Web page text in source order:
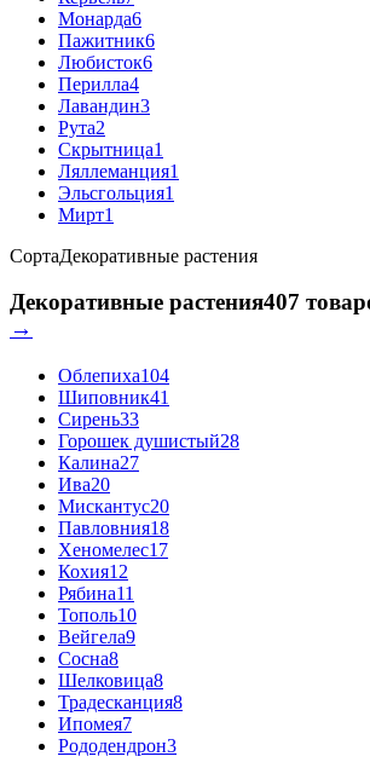
Монарда6
Пажитник6
Любисток6
Перилла4
Лавандин3
Рута2
Скрытница1
Ляллеманция1
Эльсгольция1
Мирт1
СортаДекоративные растения
Декоративные растения407
→
Облепиха104
Шиповник41
Сирень33
Горошек душистый28
Калина27
Ива20
Мискантус20
Павловния18
Хеномелес17
Кохия12
Рябина11
Тополь10
Вейгела9
Сосна8
Шелковица8
Традесканция8
Ипомея7
Рододендрон3